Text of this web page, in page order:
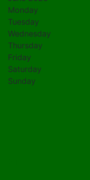
Monday
Tuesday
Wednesday
Thursday
Friday
Saturday
Sunday